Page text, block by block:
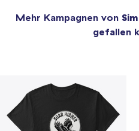
Mehr Kampagnen von
gefallen